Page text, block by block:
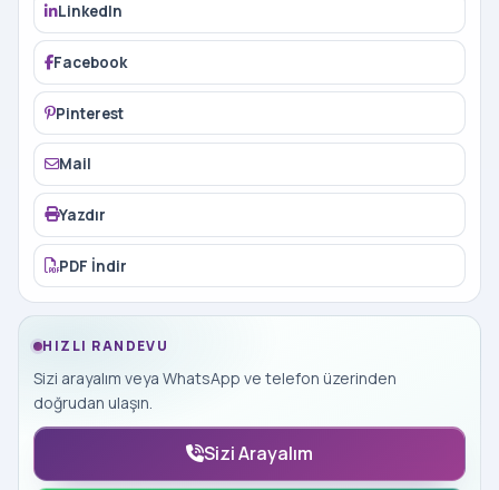
LinkedIn
Facebook
Pinterest
Mail
Yazdır
PDF İndir
HIZLI RANDEVU
Sizi arayalım veya WhatsApp ve telefon üzerinden
doğrudan ulaşın.
Sizi Arayalım